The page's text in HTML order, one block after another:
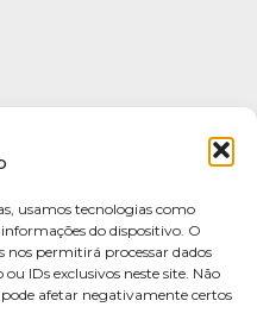
usamos tecnologias como
do dispositivo. O
nos permitirá processar dados
IDs exclusivos neste site. Não
afetar negativamente certos